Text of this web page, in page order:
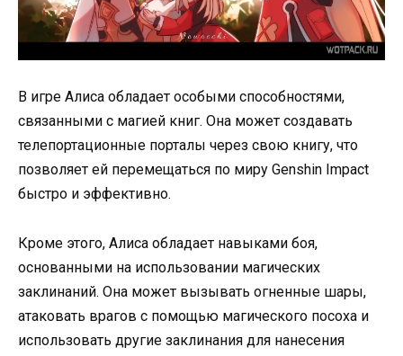
В игре Алиса обладает особыми способностями,
связанными с магией книг. Она может создавать
телепортационные порталы через свою книгу, что
позволяет ей перемещаться по миру Genshin Impact
быстро и эффективно.
Кроме этого, Алиса обладает навыками боя,
основанными на использовании магических
заклинаний. Она может вызывать огненные шары,
атаковать врагов с помощью магического посоха и
использовать другие заклинания для нанесения